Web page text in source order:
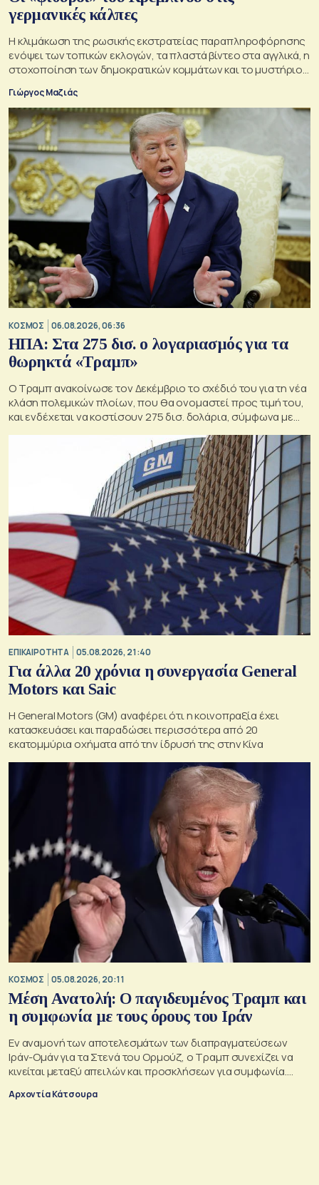
γερμανικές κάλπες
Η κλιμάκωση της ρωσικής εκστρατείας παραπληροφόρησης
ενόψει των τοπικών εκλογών, τα πλαστά βίντεο στα αγγλικά, η
στοχοποίηση των δημοκρατικών κομμάτων και το μυστήριο
Γιώργος Μαζιάς
ΚΟΣΜΟΣ 06.08.2026, 06:36
ΗΠΑ: Στα 275 δισ. ο λογαριασμός για τα
θωρηκτά «Τραμπ»
Ο Τραμπ ανακοίνωσε τον Δεκέμβριο το σχέδιό του για τη νέα
κλάση πολεμικών πλοίων, που θα ονομαστεί προς τιμή του,
και ενδέχεται να κοστίσουν 275 δισ. δολάρια, σύμφωνα με
ΕΠΙΚΑΙΡΟΤΗΤΑ 05.08.2026, 21:40
Για άλλα 20 χρόνια η συνεργασία General
Motors και Saic
Η General Motors (GM) αναφέρει ότι η κοινοπραξία έχει
κατασκευάσει και παραδώσει περισσότερα από 20
εκατομμύρια οχήματα από την ίδρυσή της στην Κίνα
ΚΟΣΜΟΣ 05.08.2026, 20:11
Μέση Ανατολή: Ο παγιδευμένος Τραμπ και
η συμφωνία με τους όρους του Ιράν
Εν αναμονή των αποτελεσμάτων των διαπραγματεύσεων
Ιράν-Ομάν για τα Στενά του Ορμούζ, ο Τραμπ συνεχίζει να
κινείται μεταξύ απειλών και προσκλήσεων για συμφωνία.
Μουσκάτ και Τεχεράνη.
Αρχοντία Κάτσουρα